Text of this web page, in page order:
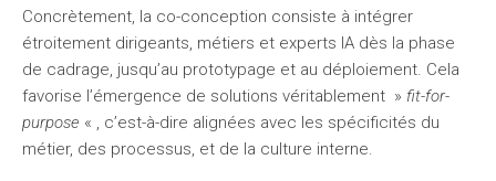
Concrètement, la co-conception consiste à intégrer
étroitement dirigeants, métiers et experts IA dès la phase
de cadrage, jusqu’au prototypage et au déploiement. Cela
favorise l’émergence de solutions véritablement » fit-for-
purpose « , c’est-à-dire alignées avec les spécificités du
métier, des processus, et de la culture interne.